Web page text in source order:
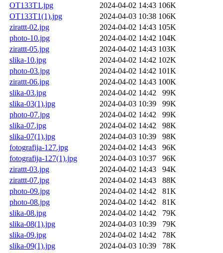
OT133T1.jpg
2024-04-02 14:43 106K
OT133T1(1).jpg
2024-04-03 10:38 106K
zirattt-02.jpg
2024-04-02 14:43 105K
photo-10.jpg
2024-04-02 14:42 104K
zirattt-05.jpg
2024-04-02 14:43 103K
slika-10.jpg
2024-04-02 14:42 102K
photo-03.jpg
2024-04-02 14:42 101K
zirattt-06.jpg
2024-04-02 14:43 100K
slika-03.jpg
2024-04-02 14:42
99K
slika-03(1).jpg
2024-04-03 10:39
99K
photo-07.jpg
2024-04-02 14:42
99K
slika-07.jpg
2024-04-02 14:42
98K
slika-07(1).jpg
2024-04-03 10:39
98K
fotografija-127.jpg
2024-04-02 14:43
96K
fotografija-127(1).jpg
2024-04-03 10:37
96K
zirattt-03.jpg
2024-04-02 14:43
94K
zirattt-07.jpg
2024-04-02 14:43
88K
photo-09.jpg
2024-04-02 14:42
81K
photo-08.jpg
2024-04-02 14:42
81K
slika-08.jpg
2024-04-02 14:42
79K
slika-08(1).jpg
2024-04-03 10:39
79K
slika-09.jpg
2024-04-02 14:42
78K
slika-09(1).jpg
2024-04-03 10:39
78K